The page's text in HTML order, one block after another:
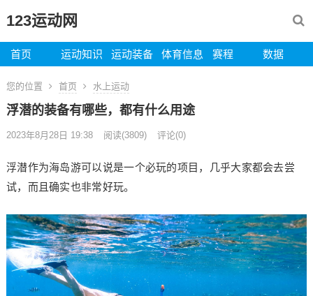
123运动网
首页 运动知识 运动装备 体育信息 赛程 数据
您的位置 首页 水上运动
浮潜的装备有哪些，都有什么用途
2023年8月28日 19:38 阅读(3809) 评论(0)
浮潜作为海岛游可以说是一个必玩的项目，几乎大家都会去尝
试，而且确实也非常好玩。